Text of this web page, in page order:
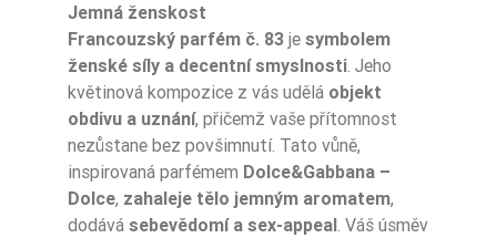
Jemná ženskost
Francouzský parfém č. 83 je symbolem
ženské síly a decentní smyslnosti. Jeho
květinová kompozice z vás udělá objekt
obdivu a uznání, přičemž vaše přítomnost
nezůstane bez povšimnutí. Tato vůně,
inspirovaná parfémem Dolce&Gabbana –
Dolce, zahaleje tělo jemným aromatem,
dodává sebevědomí a sex-appeal. Váš úsměv
Pora Roku
Nuty Głowy neroli
Nuty Głowy kwiat papai
Nuty Serca lilia wodna
Nuty Serca zwartnica